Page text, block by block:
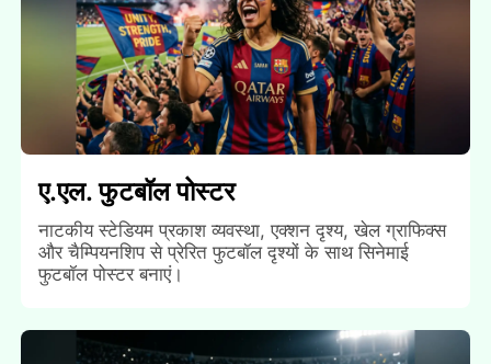
ए.एल. फुटबॉल पोस्टर
नाटकीय स्टेडियम प्रकाश व्यवस्था, एक्शन दृश्य, खेल ग्राफिक्स
और चैम्पियनशिप से प्रेरित फुटबॉल दृश्यों के साथ सिनेमाई
फुटबॉल पोस्टर बनाएं।